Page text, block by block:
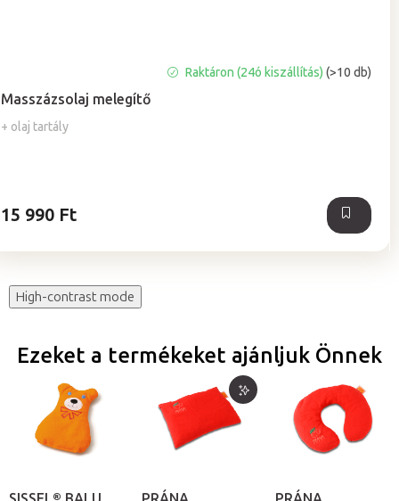
Masszázsolaj melegítő
+ olaj tartály
átlagos
értékelése
Raktáron (24ó kiszállítás)(>10 db)
15 990 Ft
High-contrast mode
Ezeket a termékeket ajánljuk Önnek